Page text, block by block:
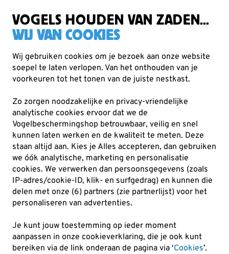
VOGELS HOUDEN VAN ZADEN...
WIJ VAN COOKIES
Wij gebruiken cookies om je bezoek aan onze website
soepel te laten verlopen. Van het onthouden van je
voorkeuren tot het tonen van de juiste nestkast.
Zo zorgen noodzakelijke en privacy-vriendelijke
analytische cookies ervoor dat we de
Vogelbeschermingshop betrouwbaar, veilig en snel
kunnen laten werken en de kwaliteit te meten. Deze
staan altijd aan. Kies je Alles accepteren, dan gebruiken
we óók analytische, marketing en personalisatie
cookies. We verwerken dan persoonsgegevens (zoals
IP-adres/cookie-ID, klik- en surfgedrag) en kunnen die
delen met onze (6) partners (zie partnerlijst) voor het
personaliseren van advertenties.
Je kunt jouw toestemming op ieder moment
aanpassen in onze cookieverklaring, die je ook kunt
bereiken via de link onderaan de pagina via ‘Cookies’.
Nestkasten en vogelhuisjes Houtbetonnen nestkasten